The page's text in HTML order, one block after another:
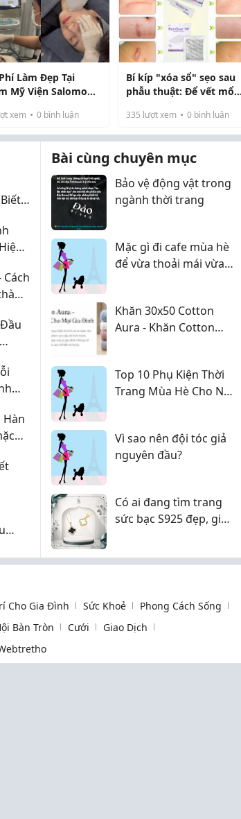
Làm Đẹp Tại
Mỹ Viện Salomon
xem 0 bình luận
Bí kíp "xóa sổ" sẹo sau
phẫu thuật: Để vết mổ
335 lượt xem 0bình luận
Bài cùng chuyên mục
Bảo vệ động vật trong
ngành thời trang
Mặc gì đi cafe mùa hè
để vừa thoải mái vừa
Khăn 30x50 Cotton
Aura - Khăn Cotton
Top 10 Phụ Kiện Thời
Trang Mùa Hè Cho Nữ
Vì sao nên đội tóc giả
nguyên đầu?
Có ai đang tìm trang
sức bạc S925 đẹp, giá
Cho Gia Đình Sức Khoẻ
Phong Cách Sống
Bàn Tròn Cưới
Giao Dịch